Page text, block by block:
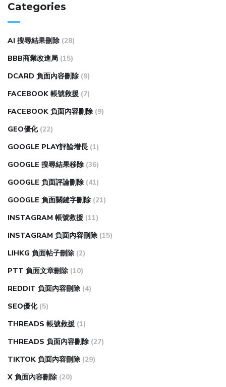
Categories
AI 搜尋結果刪除 (28)
BBB商業改進局 (15)
DCARD 負面內容刪除 (9)
FACEBOOK 帳號救援 (7)
FACEBOOK 負面內容刪除 (9)
GEO優化 (22)
GOOGLE PLAY評論增長 (1)
GOOGLE 搜尋結果移除 (36)
GOOGLE 負面評論刪除 (41)
GOOGLE 負面關鍵字刪除 (21)
INSTAGRAM 帳號救援 (11)
INSTAGRAM 負面內容刪除 (15)
LIHKG 負面帖子刪除 (2)
PTT 負面文章刪除 (10)
REDDIT 負面內容刪除 (4)
SEO優化 (5)
THREADS 帳號救援 (1)
THREADS 負面內容刪除 (27)
TIKTOK 負面內容刪除 (29)
X 負面內容刪除 (20)